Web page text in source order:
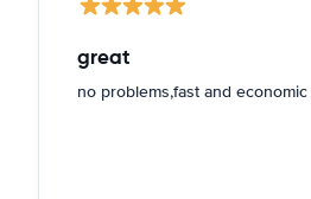
great
no problems,fast and economic